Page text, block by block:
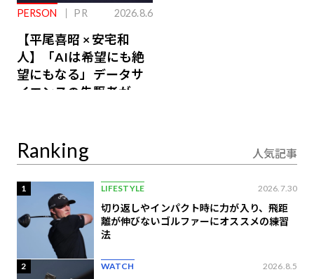
PERSON PR 2026.8.6
【平尾喜昭 × 安宅和
人】「AIは希望にも絶
望にもなる」データサ
イエンスの先駆者が語
Ranking 人気記事
1 LIFESTYLE 2026.7.30
切り返しやインパクト時に力が入り、飛距
離が伸びないゴルファーにオススメの練習
法
2 WATCH 2026.8.5